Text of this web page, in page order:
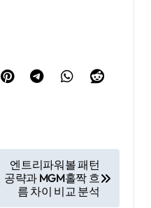
엔트리파워볼 패턴
공략과 MGM홀짝 흐
름 차이 비교 분석